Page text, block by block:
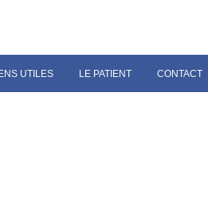
UTILES LE PATIENT CONTACT